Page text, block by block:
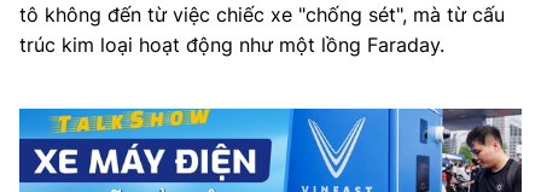
tô không đến từ việc chiếc xe "chống sét", mà từ cấu
trúc kim loại hoạt động như một lồng Faraday.